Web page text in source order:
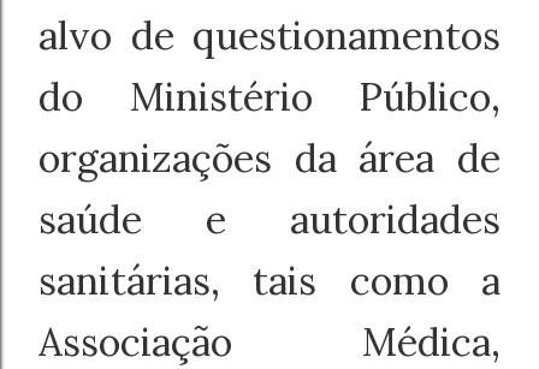
alvo de questionamentos
do Ministério Público,
organizações da área de
saúde e autoridades
sanitárias, tais como a
Associação Médica,